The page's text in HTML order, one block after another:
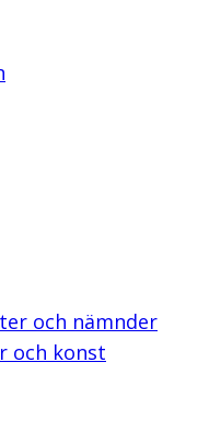
och nämnder
och konst